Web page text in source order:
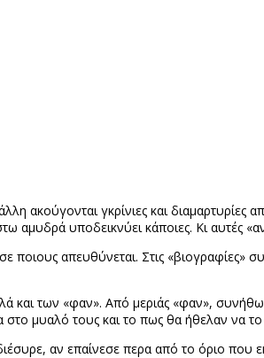
γκρίνιες και διαμαρτυρίες
αμυδρά υποδεικνύει κάποιες. Κι αυτές
σε ποιους απευθύνεται. Στις
και των «φαν». Από μεριάς «φαν»,
στο μυαλό τους και το πως θα ήθελαν να
αν επαίνεσε περα από το όριο που